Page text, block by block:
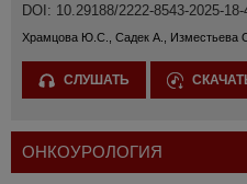
DOI: 10.29188/2222-8543-2025-
Храмцова Ю.С., Садек А., Изместьева
СЛУШАТЬ
ОНКОУРОЛОГИЯ